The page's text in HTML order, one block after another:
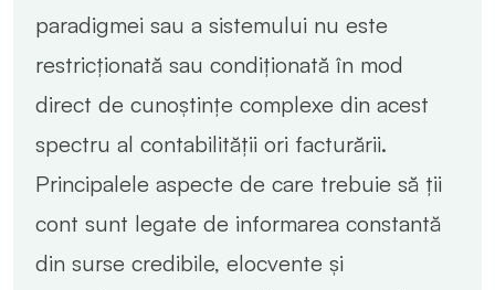
paradigmei sau a sistemului nu este
restricționată sau condiționată în mod
direct de cunoștințe complexe din acest
spectru al contabilității ori facturării.
Principalele aspecte de care trebuie să ții
cont sunt legate de informarea constantă
din surse credibile, elocvente și